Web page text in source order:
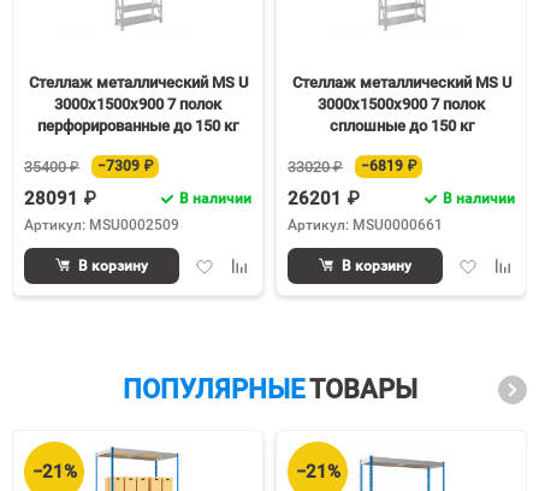
Стеллаж металлический MS U
3000х1500х900 7 полок
перфорированные до 150 кг
35400 ₽ −7309 ₽
28091 ₽
В наличии
Артикул: MSU0002509
ДобавитьДобавить
В корзину
Стеллаж металлический MS U
3000х1500х900 7 полок
сплошные до 150 кг
33020 ₽ −6819 ₽
26201 ₽
В наличии
Артикул: MSU0000661
Добавить
В корзину
ПОПУЛЯРНЫЕТОВАРЫ
−21% −21%